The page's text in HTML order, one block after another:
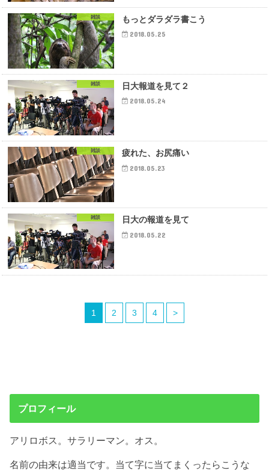
雑談 もっとダラダラ書こう
2018.05.25
雑談 日大報道を見て２
2018.05.24
雑談 疲れた、お尻痛い
2018.05.23
雑談 日大の報道を見て
2018.05.22
1 2 3 4 >
プロフィール
アリロボス。サラリーマン。オス。
名前の由来は適当です。当て字に当てまくったらこうな